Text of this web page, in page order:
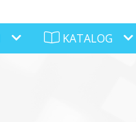
KATALOG